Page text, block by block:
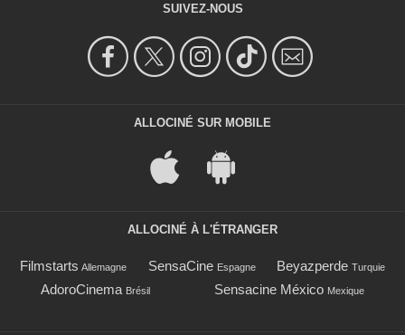
SUIVEZ-NOUS
ALLOCINÉ SUR MOBILE
ALLOCINÉ À L'ÉTRANGER
Filmstarts Allemagne SensaCine Espagne Beyazperde Turquie
AdoroCinema Brésil Sensacine México Mexique